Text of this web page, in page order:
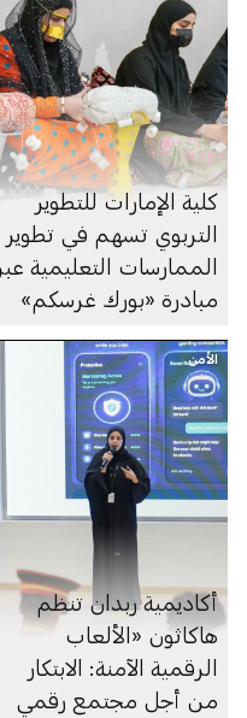
كلية الإمارات للتطوير
التربوي تسهم في تطوير
الممارسات التعليمية عبر
مبادرة «بورك غرسكم»
الأمن
أكاديمية ربدان تنظم
هاكاثون «الألعاب
الرقمية الآمنة: الابتكار
من أجل مجتمع رقمي